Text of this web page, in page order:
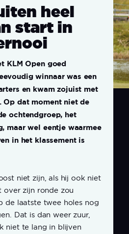
heel
start in
KLM Open goed
winnaar was een
en kwam zojuist met
Op dat moment niet de
ochtendgroep, het
maar wel eentje waarmee
in het klassement is
niet zijn, als hij ook niet
over zijn ronde zou
de laatste twee holes nog
Dat is dan weer zuur,
niet te lang in blijven